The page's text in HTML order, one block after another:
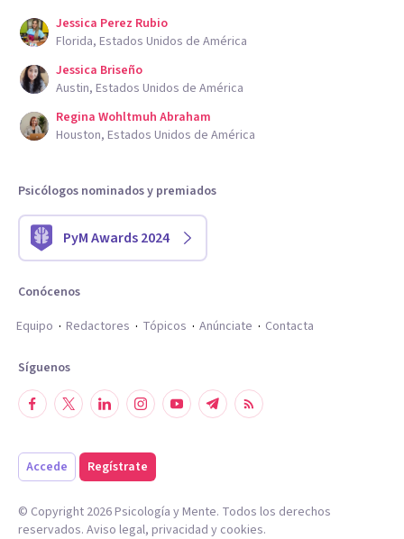
Jessica Perez Rubio
Florida, Estados Unidos de América
Jessica Briseño
Austin, Estados Unidos de América
Regina Wohltmuh Abraham
Houston, Estados Unidos de América
Psicólogos nominados y premiados
PyM Awards 2024
Conócenos
Equipo
Redactores Tópicos Anúnciate Contacta
Síguenos
Accede Regístrate
© Copyright 2026Psicología y Mente. Todos los derechos
reservados. Aviso legal, privacidad y cookies.